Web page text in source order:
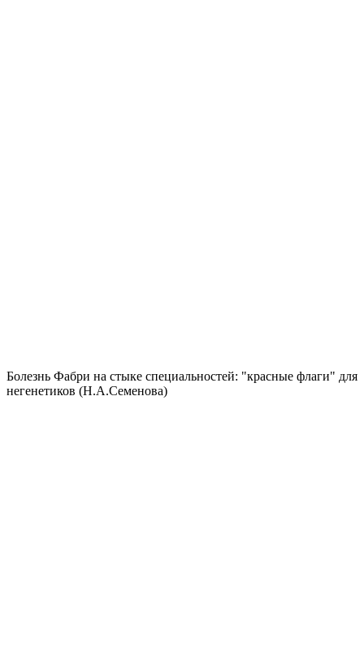
Болезнь Фабри на стыке специальностей: "красные флаги" для
негенетиков (Н.А.Семенова)